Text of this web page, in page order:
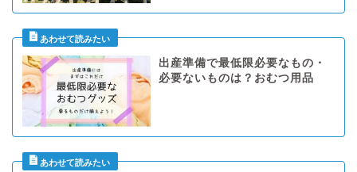
出産準備で最低限必要なもの・
必要ないものは？おむつ用品